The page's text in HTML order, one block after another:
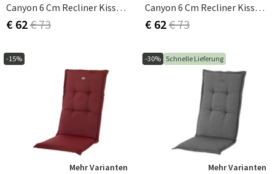
Canyon 6 Cm Recliner Kissen Strukturiert Dralon Beige
€ 62€ 73
Canyon 6 Cm Recliner Kissen Strukturiert Dralon Blau
€ 62€ 73
-15%
Mehr Varianten
-30% Schnelle Lieferung
Mehr Varianten